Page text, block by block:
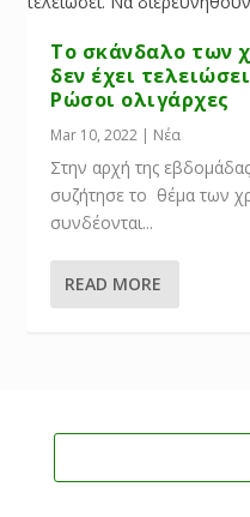
Το σκάνδαλο των
δεν έχει
Ρώσοι ολιγάρχες
Mar 10, 2022 | Νέα
Στην αρχή της
συζήτησε το θέμα των
συνδέονται...
READ MORE